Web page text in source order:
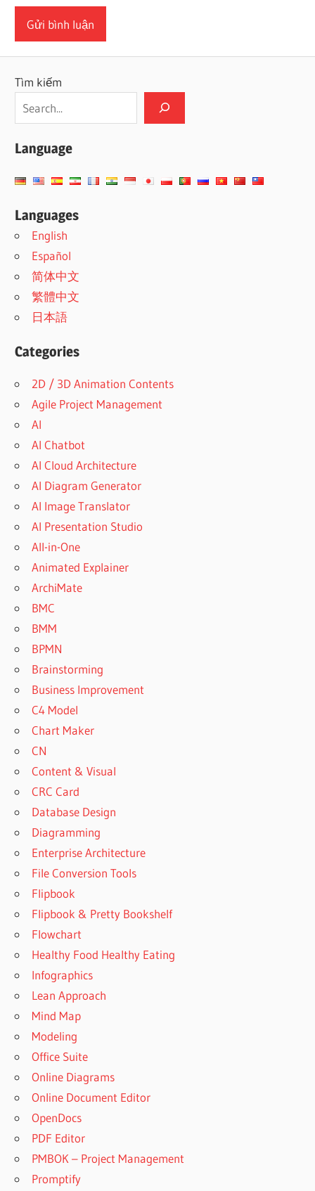
Tìm kiếm
Language
Languages
English
Español
简体中文
繁體中文
日本語
Categories
2D / 3D Animation Contents
Agile Project Management
AI
AI Chatbot
AI Cloud Architecture
AI Diagram Generator
AI Image Translator
AI Presentation Studio
All-in-One
Animated Explainer
ArchiMate
BMC
BMM
BPMN
Brainstorming
Business Improvement
C4 Model
Chart Maker
CN
Content & Visual
CRC Card
Database Design
Diagramming
Enterprise Architecture
File Conversion Tools
Flipbook
Flipbook & Pretty Bookshelf
Flowchart
Healthy Food Healthy Eating
Infographics
Lean Approach
Mind Map
Modeling
Office Suite
Online Diagrams
Online Document Editor
OpenDocs
PDF Editor
PMBOK – Project Management
Promptify